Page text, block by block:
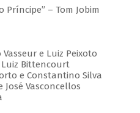
– Tom Jobim
e Luiz Peixoto
Bittencourt
e Constantino Silva
Vasconcellos